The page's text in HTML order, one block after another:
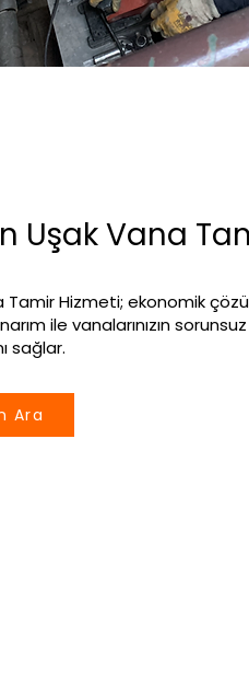
Uşak Vana
Tamir Hizmeti; ekonomik
ile vanalarınızın
sağlar.
Ara